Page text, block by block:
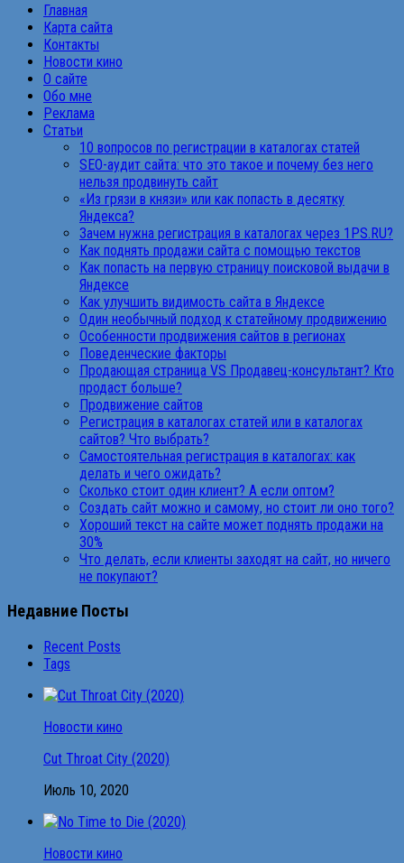
Главная
Карта сайта
Контакты
Новости кино
О сайте
Обо мне
Реклама
Статьи
10 вопросов по регистрации в каталогах статей
SEO-аудит сайта: что это такое и почему без него
нельзя продвинуть сайт
«Из грязи в князи» или как попасть в десятку
Яндекса?
Зачем нужна регистрация в каталогах через 1PS.RU?
Как поднять продажи сайта с помощью текстов
Как попасть на первую страницу поисковой выдачи в
Яндексе
Как улучшить видимость сайта в Яндексе
Один необычный подход к статейному продвижению
Особенности продвижения сайтов в регионах
Поведенческие факторы
Продающая страница VS Продавец-консультант? Кто
продаст больше?
Продвижение сайтов
Регистрация в каталогах статей или в каталогах
сайтов? Что выбрать?
Самостоятельная регистрация в каталогах: как
делать и чего ожидать?
Сколько стоит один клиент? А если оптом?
Создать сайт можно и самому, но стоит ли оно того?
Хороший текст на сайте может поднять продажи на
30%
Что делать, если клиенты заходят на сайт, но ничего
не покупают?
Недавние Посты
Recent Posts
Tags
Новости кино
Cut Throat City (2020)
Июль 10, 2020
Новости кино